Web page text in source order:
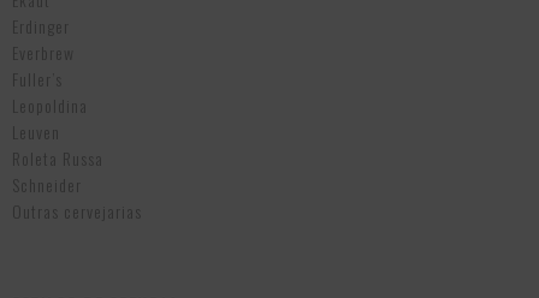
Erdinger
Everbrew
Fuller’s
Leopoldina
Leuven
Roleta Russa
Schneider
Outras cervejarias